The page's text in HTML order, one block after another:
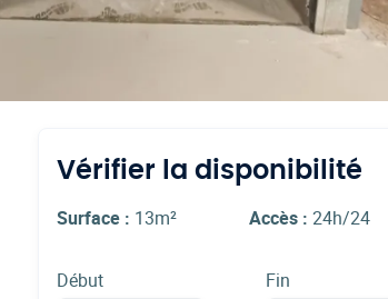
Vérifier la disponibilité
Surface : 13m² Accès : 24h/24
Début Fin